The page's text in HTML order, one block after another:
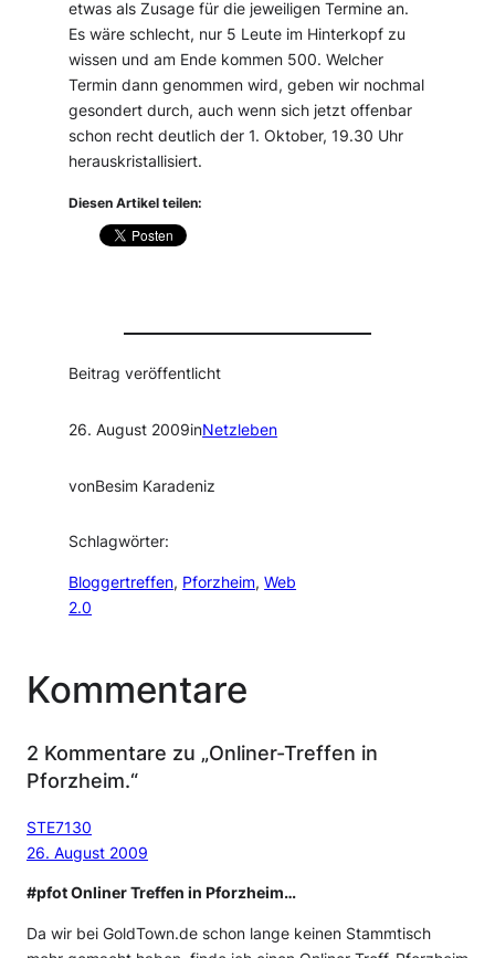
etwas als Zusage für die jeweiligen Termine an.
Es wäre schlecht, nur 5 Leute im Hinterkopf zu
wissen und am Ende kommen 500. Welcher
Termin dann genommen wird, geben wir nochmal
gesondert durch, auch wenn sich jetzt offenbar
schon recht deutlich der 1. Oktober, 19.30 Uhr
herauskristallisiert.
Diesen Artikel teilen:
Beitrag veröffentlicht
26. August 2009inNetzleben
vonBesim Karadeniz
Schlagwörter:
Bloggertreffen, Pforzheim, Web
2.0
Kommentare
2 Kommentare zu „Onliner-Treffen in
Pforzheim.“
STE7130
26. August 2009
#pfot Onliner Treffen in Pforzheim…
Da wir bei GoldTown.de schon lange keinen Stammtisch